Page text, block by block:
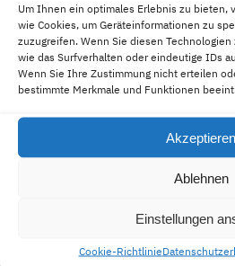
Um Ihnen ein optimales Erlebnis zu bieten,
wie Cookies, um Geräteinformationen zu
zuzugreifen. Wenn Sie diesen
wie das Surfverhalten oder eindeutige IDs
Wenn Sie Ihre Zustimmung nicht erteilen
bestimmte Merkmale und Funktionen
Akzeptieren
Ablehnen
Einstellungen
Cookie-Richtlinie
Unser erfahrenes
bereit, Ihnen
Gesundheit zu